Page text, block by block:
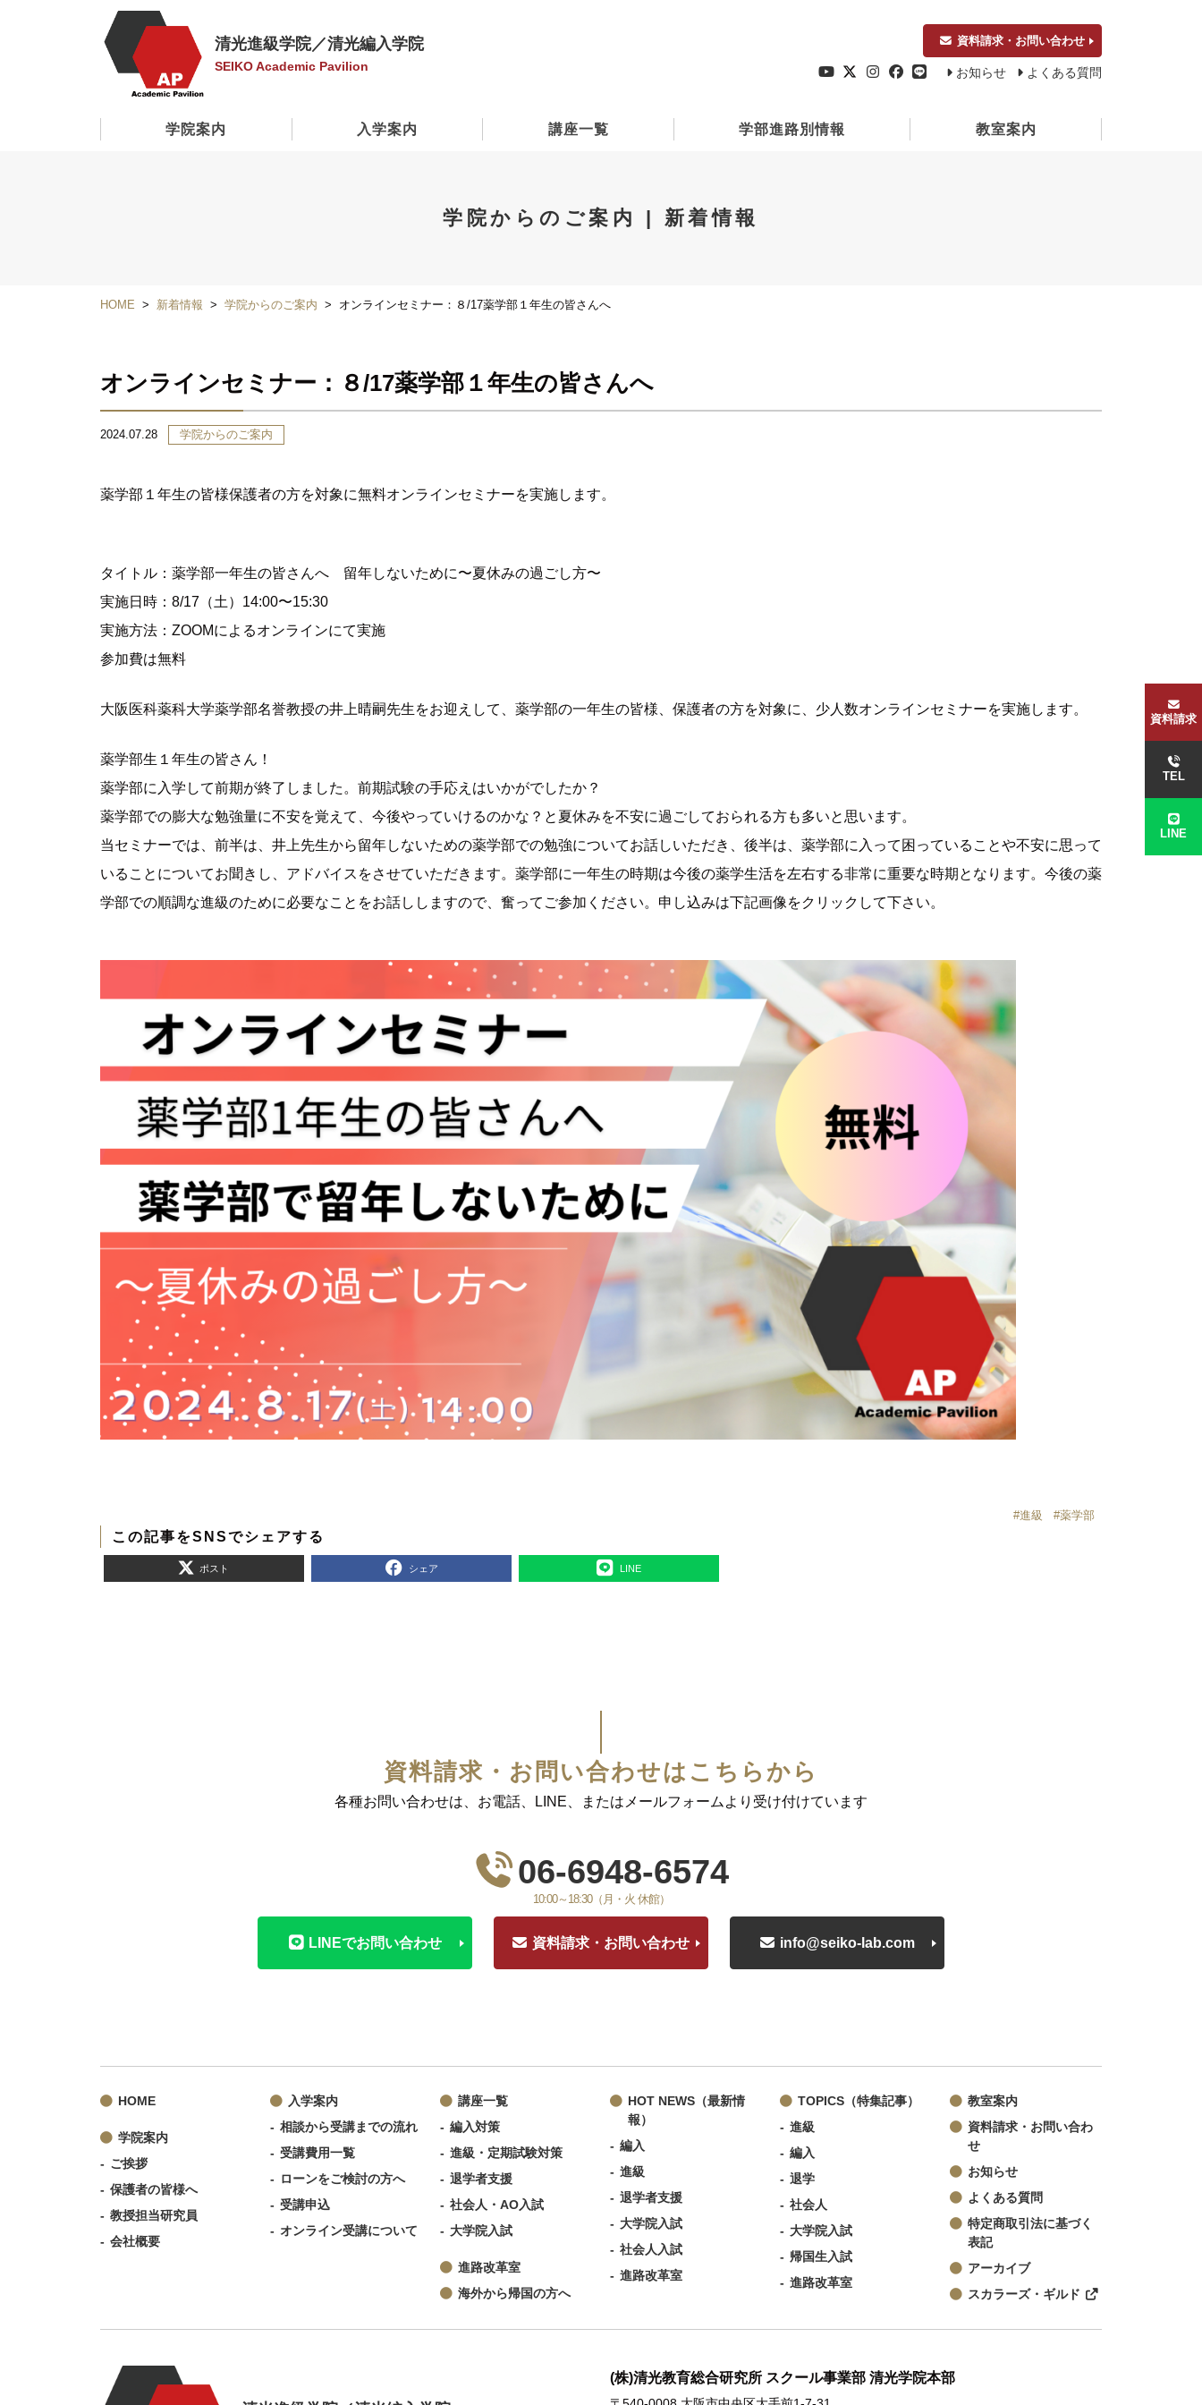
清光進級学院／清光編入学院
SEIKO Academic Pavilion
資料請求・お問い合わせ
お知らせ よくある質問
学院案内 入学案内 講座一覧 学部進路別情報 教室案内
学院からのご案内 | 新着情報
HOME 新着情報 学院からのご案内 オンラインセミナー：８/17薬学部１年生の皆さんへ
オンラインセミナー：８/17薬学部１年生の皆さんへ
2024.07.28 学院からのご案内
薬学部１年生の皆様保護者の方を対象に無料オンラインセミナーを実施します。
タイトル：薬学部一年生の皆さんへ 留年しないために〜夏休みの過ごし方〜
実施日時：8/17（土）14:00〜15:30
実施方法：ZOOMによるオンラインにて実施
参加費は無料
大阪医科薬科大学薬学部名誉教授の井上晴嗣先生をお迎えして、薬学部の一年生の皆様、保護者の方を対象に、少人数オンラインセミナーを実施します。
薬学部生１年生の皆さん！
薬学部に入学して前期が終了しました。前期試験の手応えはいかがでしたか？
薬学部での膨大な勉強量に不安を覚えて、今後やっていけるのかな？と夏休みを不安に過ごしておられる方も多いと思います。
当セミナーでは、前半は、井上先生から留年しないための薬学部での勉強についてお話しいただき、後半は、薬学部に入って困っていることや不安に思って
いることについてお聞きし、アドバイスをさせていただきます。薬学部に一年生の時期は今後の薬学生活を左右する非常に重要な時期となります。今後の薬
学部での順調な進級のために必要なことをお話ししますので、奮ってご参加ください。申し込みは下記画像をクリックして下さい。
進級 薬学部
この記事をSNSでシェアする
ポスト シェア LINE
資料請求・お問い合わせはこちらから
各種お問い合わせは、お電話、LINE、またはメールフォームより受け付けています
06-6948-6574
10:00～18:30（月・火 休館）
LINEでお問い合わせ 資料請求・お問い合わせ info@seiko-lab.com
HOME
学院案内
ご挨拶
保護者の皆様へ
教授担当研究員
会社概要
入学案内
相談から受講までの流れ
受講費用一覧
ローンをご検討の方へ
受講申込
オンライン受講について
講座一覧
編入対策
進級・定期試験対策
退学者支援
社会人・AO入試
大学院入試
進路改革室
海外から帰国の方へ
HOT NEWS（最新情
報）
編入
進級
退学者支援
大学院入試
社会人入試
進路改革室
TOPICS（特集記事）
進級
編入
退学
社会人
大学院入試
帰国生入試
進路改革室
教室案内
資料請求・お問い合わ
せ
お知らせ
よくある質問
特定商取引法に基づく
表記
アーカイブ
スカラーズ・ギルド
(株)清光教育総合研究所 スクール事業部 清光学院本部
資料請求
TEL
LINE